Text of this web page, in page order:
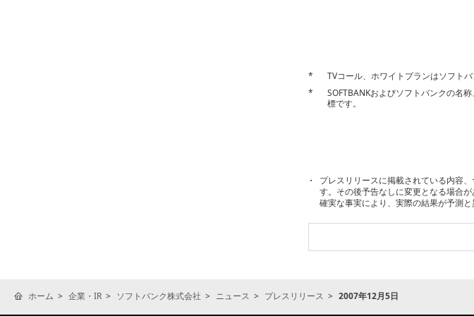
*
TVコール、ホワイトプランはソフト
*
SOFTBANKおよびソフトバンクの名
標です。
プレスリリースに掲載されている内容
す。その後予告なしに変更となる場合
確実な事実により、実際の結果が予測
ホーム 企業・IR ソフトバンク株式会社 ニュース プレスリリース 2007年12月5日